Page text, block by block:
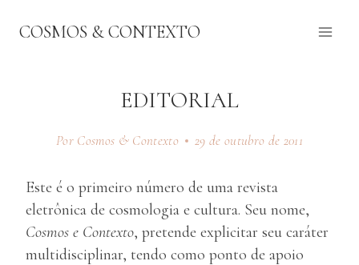
paraCOSMOS & CONTEXTO
EDITORIAL
Por Cosmos & Contexto 29 de outubro de 2011
Este é o primeiro número de uma revista
eletrônica de cosmologia e cultura. Seu nome,
Cosmos e Contexto, pretende explicitar seu caráter
multidisciplinar, tendo como ponto de apoio